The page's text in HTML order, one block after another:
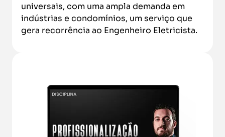
universais, com uma ampla demanda em
indústrias e condomínios, um serviço que
gera recorrência ao Engenheiro Eletricista.